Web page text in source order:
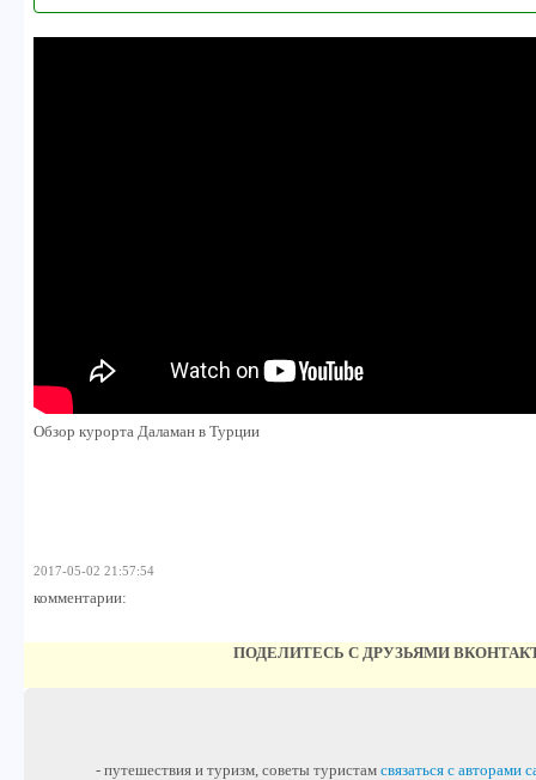
Обзор курорта Даламан в Турции
2017-05-02 21:57:54
комментарии:
ПОДЕЛИТЕСЬ С ДРУЗЬЯМИ
- путешествия и туризм, советы туристам связаться с авторами